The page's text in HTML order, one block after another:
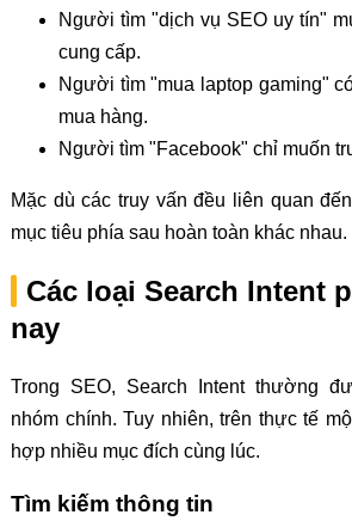
Người tìm "dịch vụ SEO uy tín"
cung cấp.
Người tìm "mua laptop gaming"
mua hàng.
Người tìm "Facebook" chỉ muốn
Mặc dù các truy vấn đều liên quan
mục tiêu phía sau hoàn toàn khác nhau.
Các loại Search Intent
nay
Trong SEO, Search Intent thường
nhóm chính. Tuy nhiên, trên thực tế
hợp nhiều mục đích cùng lúc.
Tìm kiếm thông tin